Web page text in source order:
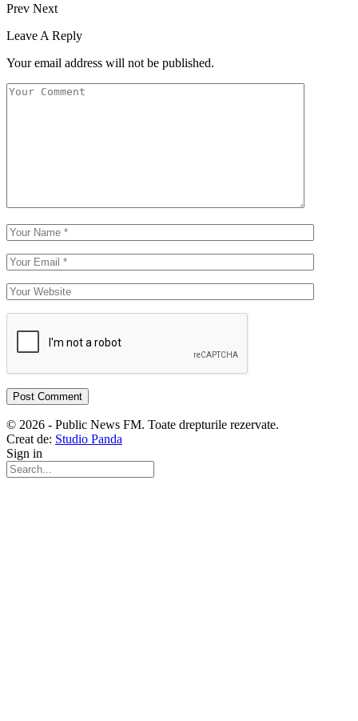
Prev Next
Leave A Reply
Your email address will not be published.
© 2026 - Public News FM. Toate drepturile rezervate.
Creat de: Studio Panda
Sign in